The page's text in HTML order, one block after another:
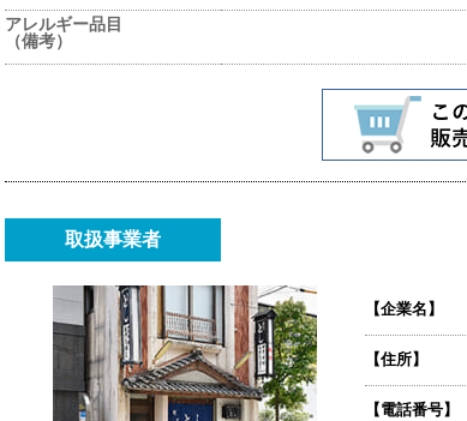
アレルギー品目
（備考）
取扱事業者
【企業名】
【住所】
【電話番号】